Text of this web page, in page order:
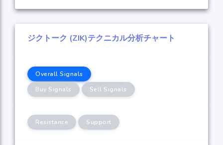
ジクトーク (ZIK)テクニカル分析チャート
Overall Signals
Buy Signals
Sell Signals
Resistance Support